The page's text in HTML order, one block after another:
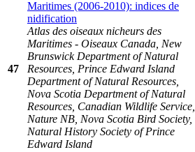
47
Maritimes (2006-2010): indices de
nidification
Atlas des oiseaux nicheurs des
Maritimes - Oiseaux Canada, New
Brunswick Department of Natural
Resources, Prince Edward Island
Department of Natural Resources,
Nova Scotia Department of Natural
Resources, Canadian Wildlife Service,
Nature NB, Nova Scotia Bird Society,
Natural History Society of Prince
Edward Island